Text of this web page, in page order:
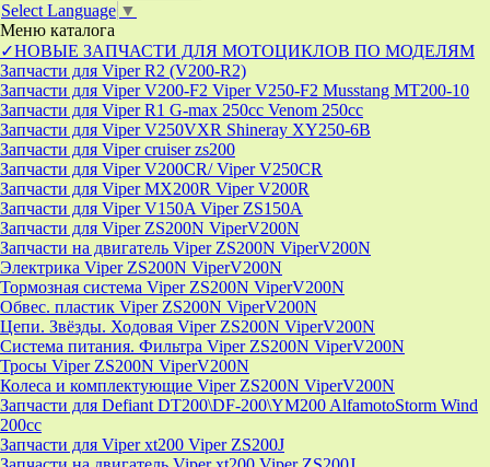
Select Language ▼
Меню каталога
✓НОВЫЕ ЗАПЧАСТИ ДЛЯ МОТОЦИКЛОВ ПО МОДЕЛЯМ
Запчасти для Viper R2 (V200-R2)
Запчасти для Viper V200-F2 Viper V250-F2 Musstang MT200-10
Запчасти для Viper R1 G-max 250cc Venom 250cc
Запчасти для Viper V250VXR Shineray XY250-6B
Запчасти для Viper cruiser zs200
Запчасти для Viper V200CR/ Viper V250CR
Запчасти для Viper MX200R Viper V200R
Запчасти для Viper V150A Viper ZS150A
Запчасти для Viper ZS200N ViperV200N
Запчасти на двигатель Viper ZS200N ViperV200N
Электрика Viper ZS200N ViperV200N
Тормозная система Viper ZS200N ViperV200N
Обвес. пластик Viper ZS200N ViperV200N
Цепи. Звёзды. Ходовая Viper ZS200N ViperV200N
Система питания. Фильтра Viper ZS200N ViperV200N
Тросы Viper ZS200N ViperV200N
Колеса и комплектующие Viper ZS200N ViperV200N
Запчасти для Defiant DT200\DF-200\YM200 AlfamotoStorm Wind
200cc
Запчасти для Viper xt200 Viper ZS200J